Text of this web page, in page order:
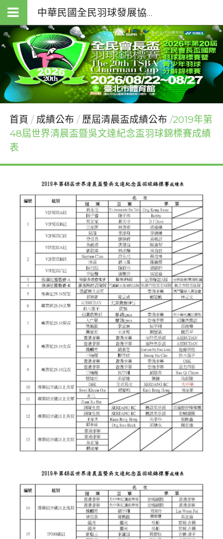
中華民國全民羽球發展協會（T.S.B.A.）
首頁 成績公布 歷屆清晨盃成績公布 2019年第
48屆世界清晨盃暨吳文達紀念盃羽球錦標賽成績
表